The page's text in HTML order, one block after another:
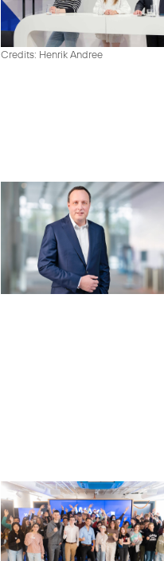
Credits: Henrik Andree